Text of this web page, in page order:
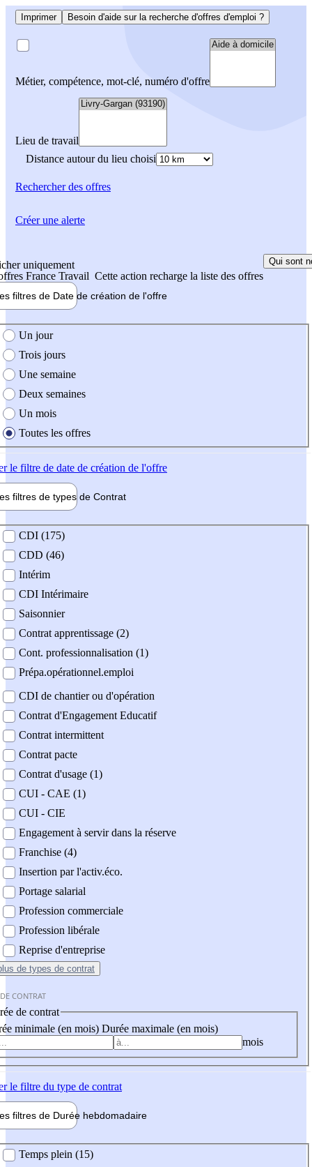
Imprimer Besoin d'aide sur la recherche d'offres d'emploi ?
Métier, compétence, mot-clé, numéro d'offre
Lieu de travail
Distance autour du lieu choisi
Rechercherdes offres
uniquement
France Travail Cette action recharge la liste des offres
Qui sont
filtres de Date de création de l'offre
création de l'offre
Un jour
Trois jours
Une semaine
Deux semaines
Un mois
Toutes les offres
le filtre de date de création de l'offre
filtres de types de Contrat
contrat
CDI (175)
CDD (46)
Intérim
CDI Intérimaire
Saisonnier
Contrat apprentissage (2)
Cont. professionnalisation (1)
Prépa.opérationnel.emploi
CDI de chantier ou d'opération
Contrat d'Engagement Educatif
Contrat intermittent
Contrat pacte
Contrat d'usage (1)
CUI - CAE (1)
CUI - CIE
Engagement à servir dans la réserve
Franchise (4)
Insertion par l'activ.éco.
Portage salarial
Profession commerciale
Profession libérale
Reprise d'entreprise
de types de contrat
CONTRAT
de contrat
minimale (en mois) Durée maximale (en mois)
mois
le filtre du type de contrat
filtres de Durée hebdomadaire
Temps plein (15)
Créer une alerte